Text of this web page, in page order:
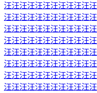
汪汪汪汪汪汪汪汪汪汪汪
汪汪汪汪汪汪汪汪汪汪汪
汪汪汪汪汪汪汪汪汪汪汪
汪汪汪汪汪汪汪汪汪汪汪
汪汪汪汪汪汪汪汪汪汪汪
汪汪汪汪汪汪汪汪汪汪汪
汪汪汪汪汪汪汪汪汪汪汪
汪汪汪汪汪汪汪汪汪汪汪